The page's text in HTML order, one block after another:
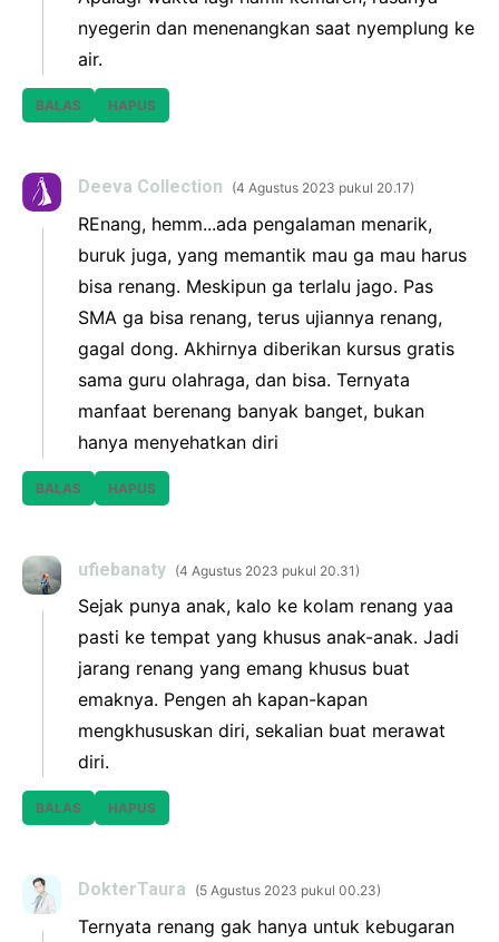
nyegerin dan menenangkan saat nyemplung ke
air.
BALAS HAPUS
Deeva Collection 4 Agustus 2023 pukul 20.17
REnang, hemm...ada pengalaman menarik,
buruk juga, yang memantik mau ga mau harus
bisa renang. Meskipun ga terlalu jago. Pas
SMA ga bisa renang, terus ujiannya renang,
gagal dong. Akhirnya diberikan kursus gratis
sama guru olahraga, dan bisa. Ternyata
manfaat berenang banyak banget, bukan
hanya menyehatkan diri
BALAS HAPUS
ufiebanaty 4 Agustus 2023 pukul 20.31
Sejak punya anak, kalo ke kolam renang yaa
pasti ke tempat yang khusus anak-anak. Jadi
jarang renang yang emang khusus buat
emaknya. Pengen ah kapan-kapan
mengkhususkan diri, sekalian buat merawat
diri.
BALAS HAPUS
DokterTaura 5 Agustus 2023 pukul 00.23
Ternyata renang gak hanya untuk kebugaran